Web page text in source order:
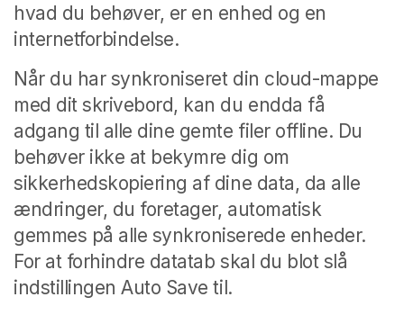
hvad du behøver, er en enhed og en
internetforbindelse.
Når du har synkroniseret din cloud-mappe
med dit skrivebord, kan du endda få
adgang til alle dine gemte filer offline. Du
behøver ikke at bekymre dig om
sikkerhedskopiering af dine data, da alle
ændringer, du foretager, automatisk
gemmes på alle synkroniserede enheder.
For at forhindre datatab skal du blot slå
indstillingen Auto Save til.